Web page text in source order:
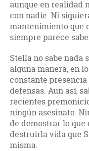
aunque en realidad
con nadie. Ni
mantenimiento que
siempre parece
Stella no sabe nada
alguna manera, en
constante
defensas. Aun así,
recientes
ningún asesinato.
de demostrar lo que
destruirla vida que
misma.